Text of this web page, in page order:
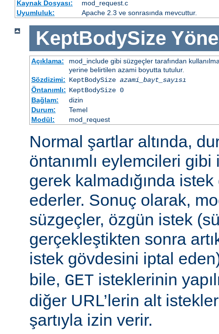
Kaynak Dosyası:
mod_request.c
Uyumluluk:
Apache 2.3 ve sonrasında mevcuttur.
KeptBodySize
Açıklama:
mod_include gibi süzgeçler tarafından
yerine belirtilen azami boyutta tutulur.
Sözdizimi: KeptBodySize azami_bayt_sayısı
Öntanımlı: KeptBodySize 0
Bağlam:
dizin
Durum:
Temel
Modül:
mod_request
Normal şartlar altında,
öntanımlı eylemcileri
gerek kalmadığında
ederler. Sonuç olarak,
süzgeçler, özgün istek
gerçekleştikten sonra
istek gövdesini iptal
bile, GET isteklerinin
diğer URL’lerin alt
şartıyla izin verir.